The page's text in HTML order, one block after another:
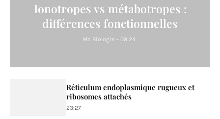
Ionotropes vs métabotropes :
différences fonctionnelles
Ma Biologie - 09:24
Réticulum endoplasmique rugueux et
ribosomes attachés
23:27